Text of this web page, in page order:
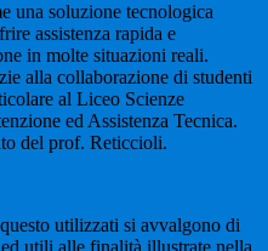
una soluzione tecnologica
assistenza rapida e
in molte situazioni reali.
alla collaborazione di studenti
al Liceo Scienze
ed Assistenza Tecnica.
del prof. Reticcioli.
utilizzati si avvalgono di